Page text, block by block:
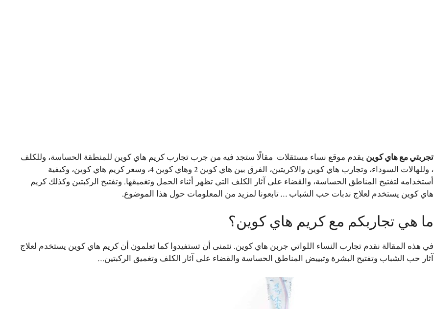
تجربتي مع هاي كوين يقدم موقع نساء مستقلات مقالًا ستجد فيه من جرب تجارب كريم هاي كوين للمنطقة الحساسة، وللكلف
، وللهالات السوداء، وتجارب هاي كوين والاكريتين، الفرق بين هاي كوين 2 وهاي كوين 4، وسعر كريم هاي كوين، وكيفية
أستخدامه لتفتيح المناطق الحساسة، والقضاء على آثار الكلف التي تظهر أثناء الحمل وتغميقها. وتفتيح الركبتين وكذلك كريم
هاي كوين يستخدم لعلاج ندبات حب الشباب … تابعونا لمزيد من المعلومات حول هذا الموضوع.
ما هي تجاربكم مع كريم هاي كوين؟
في هذه المقالة نقدم تجارب النساء اللواتي جربن هاي كوين. نتمنى أن تستفيدوا كما تعلمون أن كريم هاي كوين يستخدم لعلاج
آثار حب الشباب وتفتيح البشرة وتبييض المناطق الحساسة والقضاء على آثار الكلف وتغميق الركبتين…